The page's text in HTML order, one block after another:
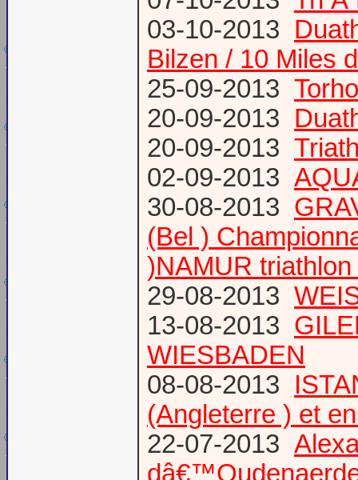
03-10-2013
Bilzen / 10 Miles
25-09-2013
20-09-2013
20-09-2013
02-09-2013
30-08-2013
(Bel )
)NAMUR
29-08-2013
13-08-2013
WIESBADEN
08-08-2013
(Angleterre ) et
22-07-2013